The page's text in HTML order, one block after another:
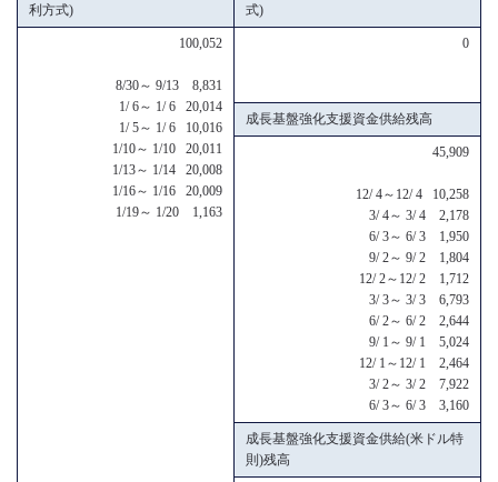
利方式)
式)
100,052
8/30～ 9/13 8,831
1/ 6～ 1/ 6 20,014
1/ 5～ 1/ 6 10,016
1/10～ 1/10 20,011
1/13～ 1/14 20,008
1/16～ 1/16 20,009
1/19～ 1/20 1,163
0
成長基盤強化支援資金供給残高
45,909
12/ 4～12/ 4 10,258
3/ 4～ 3/ 4 2,178
6/ 3～ 6/ 3 1,950
9/ 2～ 9/ 2 1,804
12/ 2～12/ 2 1,712
3/ 3～ 3/ 3 6,793
6/ 2～ 6/ 2 2,644
9/ 1～ 9/ 1 5,024
12/ 1～12/ 1 2,464
3/ 2～ 3/ 2 7,922
6/ 3～ 6/ 3 3,160
成長基盤強化支援資金供給(米ドル特
則)残高